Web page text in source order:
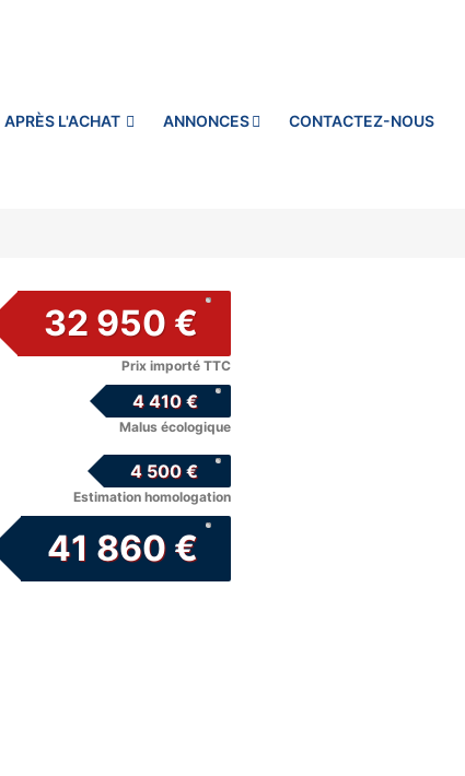
APRÈS L'ACHAT ANNONCES CONTACTEZ-NOUS
32 950 €
Prix importé TTC
4 410 €
Malus écologique
4 500 €
Estimation homologation
41 860 €